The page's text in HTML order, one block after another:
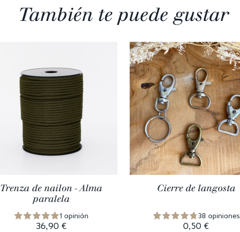
También te puede gustar
Trenza de nailon - Alma
paralela
1 opinión
36,90 €
Cierre de langosta
38 opiniones
0,50 €